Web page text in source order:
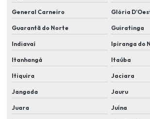
Instalação de cameras de segurança
Instalação de câmeras de segurança em
Instalação de cameras de segurança residencial
Instalação de câmeras de videomonitoramento
Instalação de câmeras wifi
Instalação de cftv
Instalação de controle de acesso
General Carneiro Glória
Guarantã do Norte Guiratinga
Indiavaí Ipiranga do
Itanhangá Itaúba
Itiquira Jaciara
Jangada Jauru
Juara Juína